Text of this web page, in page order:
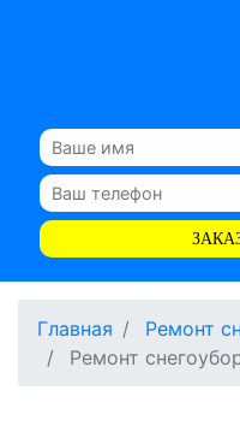
Главная
Ремонт
Ремонт